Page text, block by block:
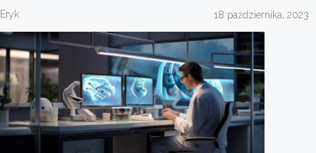
Eryk 18 października, 2023